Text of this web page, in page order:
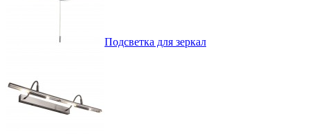
Подсветка для зеркал